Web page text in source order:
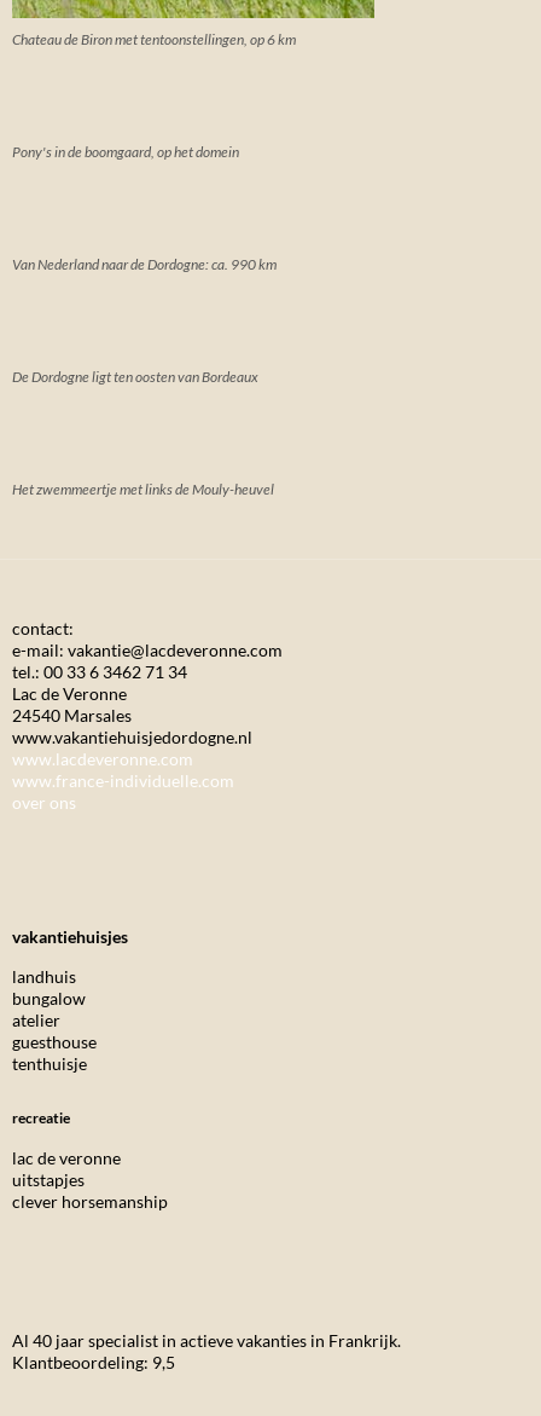
Chateau de Biron met tentoonstellingen, op 6 km
Pony's in de boomgaard, op het domein
Van Nederland naar de Dordogne: ca. 990 km
De Dordogne ligt ten oosten van Bordeaux
Het zwemmeertje met links de Mouly-heuvel
contact:
e-mail: vakantie@lacdeveronne.com
tel.: 00 33 6 3462 71 34
Lac de Veronne
24540 Marsales
www.vakantiehuisjedordogne.nl
www.lacdeveronne.com
www.france-individuelle.com
over ons
vakantiehuisjes
landhuis
bungalow
atelier
guesthouse
tenthuisje
recreatie
lac de veronne
uitstapjes
clever horsemanship
Al 40 jaar specialist in actieve vakanties in Frankrijk.
Klantbeoordeling: 9,5